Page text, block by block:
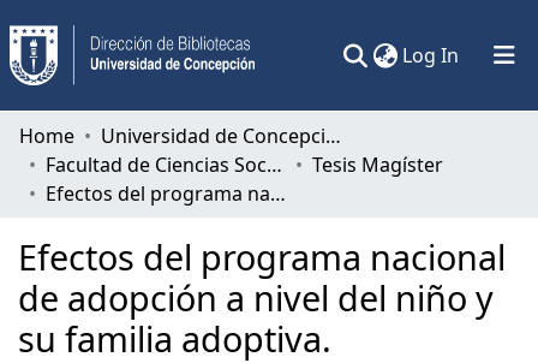
Log In (current)
Communities & Collections
All of DSpace
Home
Universidad de Concepción
Facultad de Ciencias Sociales
Tesis Magíster
Efectos del programa nacional de adopción a nivel del niño y su familia adoptiva.
Efectos del programa nacional
de adopción a nivel del niño y
su familia adoptiva.